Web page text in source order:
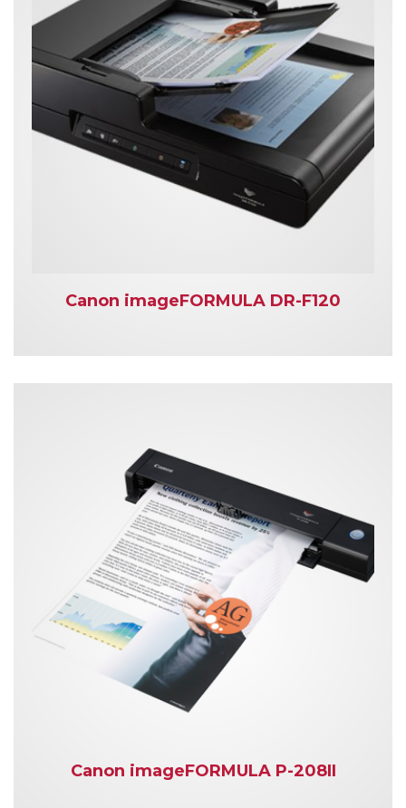
Canon imageFORMULA DR-F120
Canon imageFORMULA P-208II